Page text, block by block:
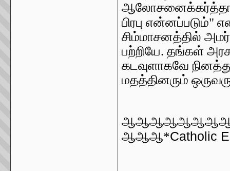
பிரபு என்னப்படும்"
சிம்மாசனத்தில்
பற்றியே. தங்கள்
கடவுளாகவே
மதத்தினரும்
ஆஆஆ*Catholic